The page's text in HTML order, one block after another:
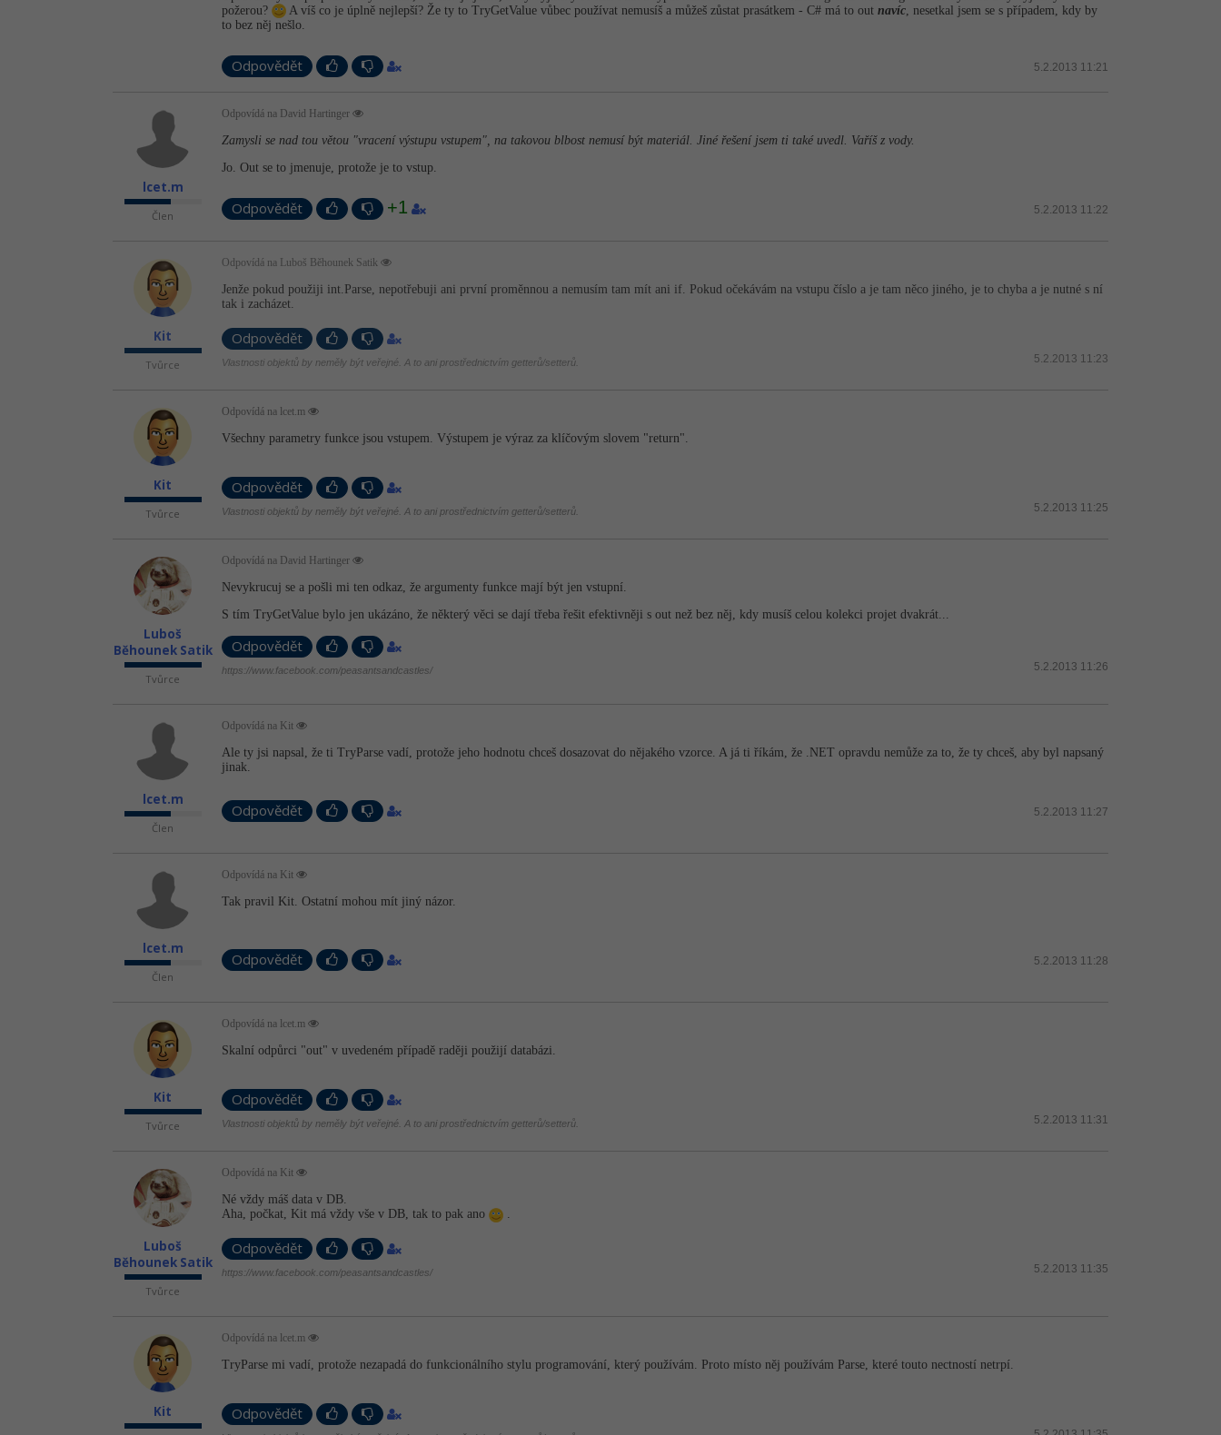
požerou?
A víš co je úplně nejlepší? Že ty to TryGetValue vůbec používat nemusíš a můžeš zůstat prasátkem - C# má to out navíc , nesetkal jsem se s případem, kdy by
to bez něj nešlo.
Odpovědět 5.2.2013 11:21
lcet.m
Člen
Odpovídá na David Hartinger
Zamysli se nad tou větou "vracení výstupu vstupem", na takovou blbost nemusí být materiál. Jiné řešení jsem ti také uvedl. Vaříš z vody.
Jo. Out se to jmenuje, protože je to vstup.
Odpovědět +1 5.2.2013 11:22
Kit
Tvůrce
Odpovídá na Luboš Běhounek Satik
Jenže pokud použiji int.Parse, nepotřebuji ani první proměnnou a nemusím tam mít ani if. Pokud očekávám na vstupu číslo a je tam něco jiného, je to chyba a je nutné s ní
tak i zacházet.
Odpovědět
5.2.2013 11:23
Vlastnosti objektů by neměly být veřejné. A to ani prostřednictvím getterů/setterů.
Kit
Tvůrce
Odpovídá na lcet.m
Všechny parametry funkce jsou vstupem. Výstupem je výraz za klíčovým slovem "return".
Odpovědět
5.2.2013 11:25
Vlastnosti objektů by neměly být veřejné. A to ani prostřednictvím getterů/setterů.
Luboš
Běhounek Satik
Tvůrce
Odpovídá na David Hartinger
Nevykrucuj se a pošli mi ten odkaz, že argumenty funkce mají být jen vstupní.
S tím TryGetValue bylo jen ukázáno, že některý věci se dají třeba řešit efektivněji s out než bez něj, kdy musíš celou kolekci projet dvakrát...
Odpovědět
5.2.2013 11:26
https://www.facebook.com/peasantsandcastles/
lcet.m
Člen
Odpovídá na Kit
Ale ty jsi napsal, že ti TryParse vadí, protože jeho hodnotu chceš dosazovat do nějakého vzorce. A já ti říkám, že .NET opravdu nemůže za to, že ty chceš, aby byl napsaný
jinak.
Odpovědět 5.2.2013 11:27
lcet.m
Člen
Odpovídá na Kit
Tak pravil Kit. Ostatní mohou mít jiný názor.
Odpovědět 5.2.2013 11:28
Kit
Tvůrce
Odpovídá na lcet.m
Skalní odpůrci "out" v uvedeném případě raději použijí databázi.
Odpovědět
5.2.2013 11:31
Vlastnosti objektů by neměly být veřejné. A to ani prostřednictvím getterů/setterů.
Luboš
Běhounek Satik
Tvůrce
Odpovídá na Kit
Né vždy máš data v DB.
Aha, počkat, Kit má vždy vše v DB, tak to pak ano
.
Odpovědět
5.2.2013 11:35
https://www.facebook.com/peasantsandcastles/
Kit
Odpovídá na lcet.m
TryParse mi vadí, protože nezapadá do funkcionálního stylu programování, který používám. Proto místo něj používám Parse, které touto nectností netrpí.
Odpovědět